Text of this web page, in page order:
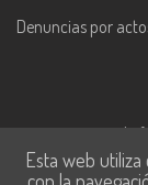
Denuncias por
Este contenido
Tecnologías de
Esta web